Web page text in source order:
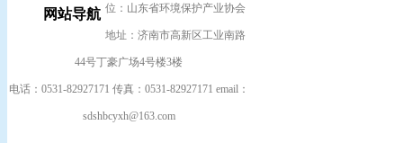
网站导航 位：山东省环境保护产业协会
地址：济南市高新区工业南路
44号丁豪广场4号楼3楼
电话：0531-82927171 传真：0531-82927171 email：
sdshbcyxh@163.com